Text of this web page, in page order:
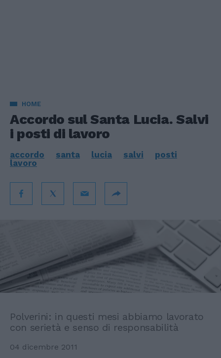
HOME
Accordo sul Santa Lucia. Salvi
i posti di lavoro
accordo santa lucia salvi
posti
lavoro
Polverini: in questi mesi abbiamo lavorato
con serietà e senso di responsabilità
04 dicembre 2011